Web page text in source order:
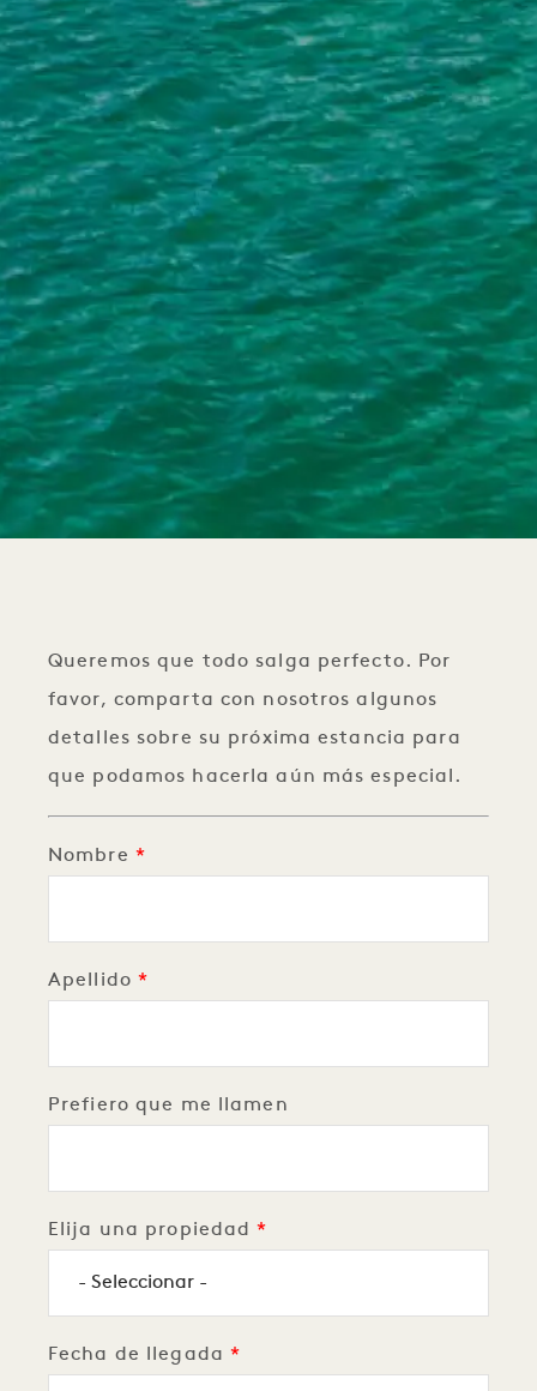
Queremos que todo salga perfecto. Por
favor, comparta con nosotros algunos
detalles sobre su próxima estancia para
que podamos hacerla aún más especial.
Nombre
Apellido
Prefiero que me llamen
Elija una propiedad
Fecha de llegada